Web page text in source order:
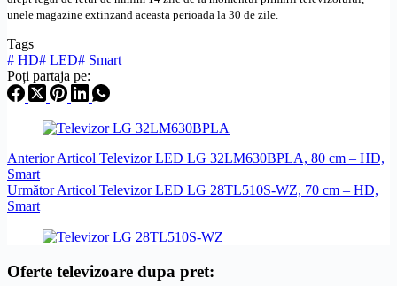
unele magazine extinzand aceasta perioada la 30 de zile.
Tags
# HD# LED# Smart
Poți partaja pe:
AnteriorArticol Televizor LED LG 32LM630BPLA, 80 cm – HD,
Smart
UrmătorArticol Televizor LED LG 28TL510S-WZ, 70 cm – HD,
Smart
Oferte televizoare dupa pret: